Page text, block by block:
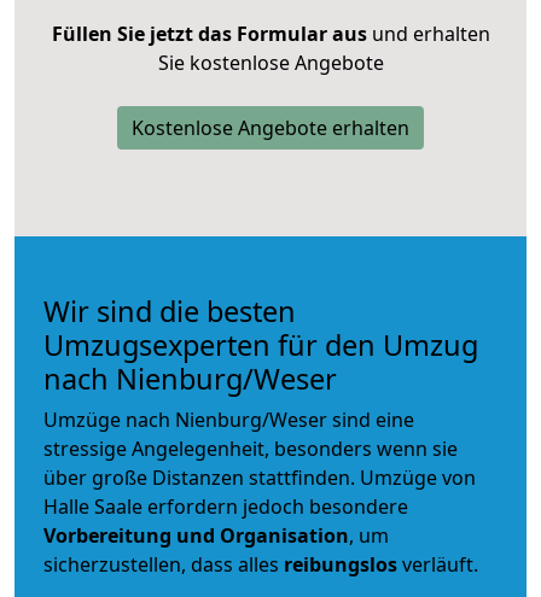
Füllen Sie jetzt das Formular ausund erhalten
Sie kostenlose Angebote
Kostenlose Angebote erhalten
Wir sind die besten
Umzugsexperten für den Umzug
nach Nienburg/Weser
Umzüge nach Nienburg/Weser sind eine
stressige Angelegenheit, besonders wenn sie
über große Distanzen stattfinden. Umzüge von
Halle Saale erfordern jedoch besondere
Vorbereitung und Organisation, um
sicherzustellen, dass alles reibungslosverläuft.